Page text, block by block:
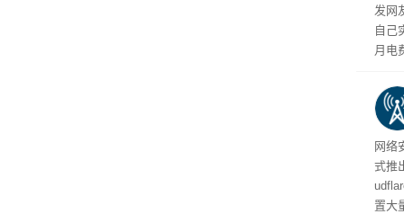
发网
自己
月电
网络
式推
置大